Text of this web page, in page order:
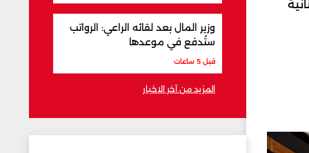
وزير المال بعد لقائه الراعي: الرواتب
ستُدفع في موعدها
قبل 5 ساعات
المزيد من آخر الاخبار